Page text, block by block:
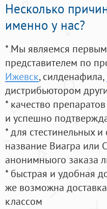
Несколько
именно у нас?
* Мы являемся
представителем по
Ижевск, силденафила,
дистрибьютором
* качество
и успешно
* для стестинельных
название Виагра или
анонимныого заказа
* быстрая и удобная
же возможна
классом